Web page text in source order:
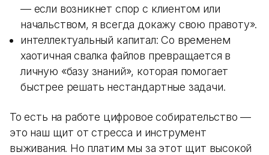
— если возникнет спор с клиентом или
начальством, я всегда докажу свою правоту».
интеллектуальный капитал: Со временем
хаотичная свалка файлов превращается в
личную «базу знаний», которая помогает
быстрее решать нестандартные задачи.
То есть на работе цифровое собирательство —
это наш щит от стресса и инструмент
выживания. Но платим мы за этот щит высокой